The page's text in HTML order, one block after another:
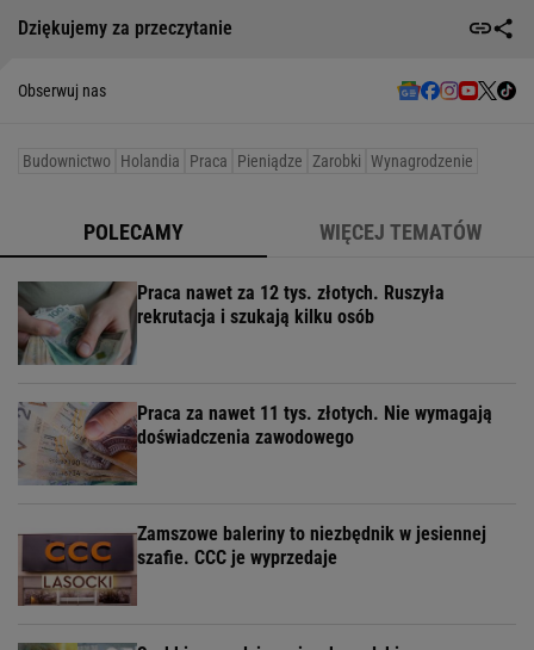
Dziękujemy za przeczytanie
Obserwuj nas
Budownictwo Holandia Praca Pieniądze Zarobki Wynagrodzenie
POLECAMY WIĘCEJ TEMATÓW
Praca nawet za 12 tys. złotych. Ruszyła
rekrutacja i szukają kilku osób
Praca za nawet 11 tys. złotych. Nie wymagają
doświadczenia zawodowego
Zamszowe baleriny to niezbędnik w jesiennej
szafie. CCC je wyprzedaje